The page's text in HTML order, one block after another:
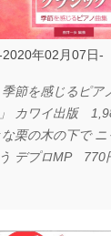
2020年02月07日-
節を感じるピア
カワイ出版
栗の木の下で
デプロMP 770